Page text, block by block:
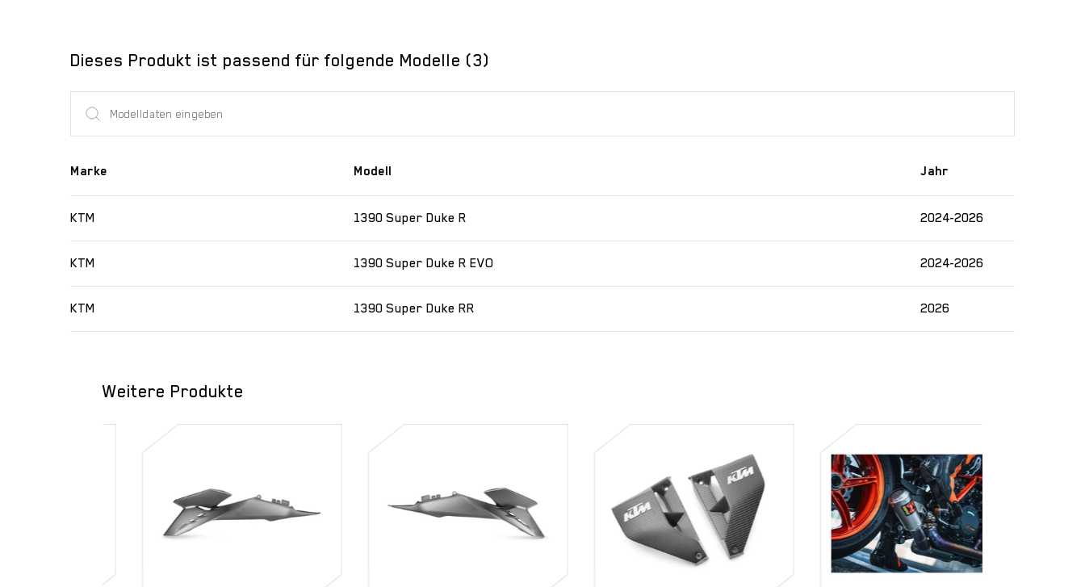
Dieses Produkt ist passend für folgende Modelle (3)
Marke Modell Jahr
KTM 1390 Super Duke R 2024-2026
KTM 1390 Super Duke R EVO 2024-2026
KTM 1390 Super Duke RR 2026
Weitere Produkte